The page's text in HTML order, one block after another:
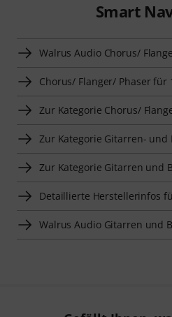
Smart
Walrus Audio Chorus/
Chorus/ Flanger/ Phaser für
Zur Kategorie Chorus/
Zur Kategorie Gitarren- und
Zur Kategorie Gitarren und
Detaillierte Herstellerinfos
Walrus Audio Gitarren und